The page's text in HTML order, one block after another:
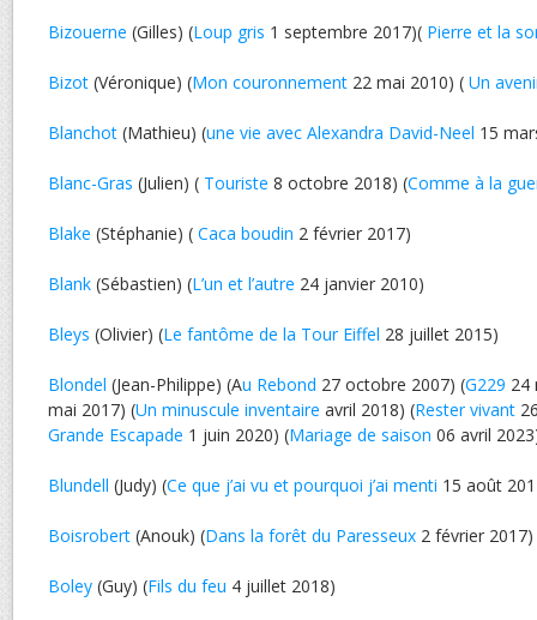
Bizouerne (Gilles) (Loup gris 1 septembre 2017)( Pierre et la
Bizot (Véronique) (Mon couronnement 22 mai 2010) ( Un
Blanchot (Mathieu) (une vie avec Alexandra David-Neel 15
Blanc-Gras (Julien) ( Touriste 8 octobre 2018) (Comme à la
Blake (Stéphanie) ( Caca boudin 2 février 2017)
Blank (Sébastien) (L’un et l’autre 24 janvier 2010)
Bleys (Olivier) (Le fantôme de la Tour Eiffel 28 juillet 2015)
Blondel (Jean-Philippe) (Au Rebond 27 octobre 2007) (G229 24
mai 2017) (Un minuscule inventaire avril 2018) (Rester vivant
Grande Escapade 1 juin 2020) (Mariage de saison 06 avril
Blundell (Judy) (Ce que j’ai vu et pourquoi j’ai menti 15 août
Boisrobert (Anouk) (Dans la forêt du Paresseux 2 février 2017)
Boley (Guy) (Fils du feu 4 juillet 2018)